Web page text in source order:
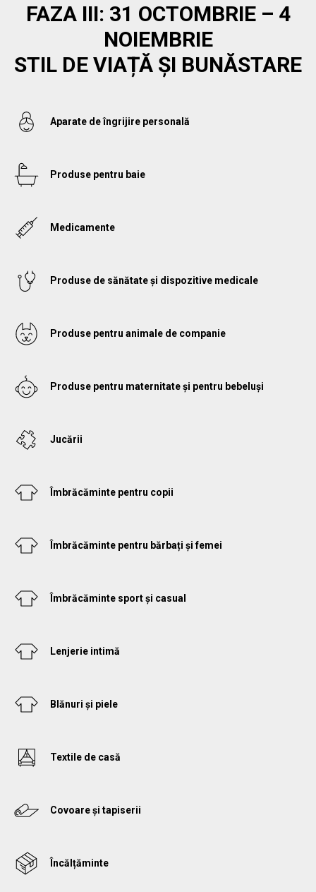
FAZA III: 31 OCTOMBRIE – 4
NOIEMBRIE
STIL DE VIAȚĂ ȘI BUNĂSTARE
Aparate de îngrijire personală
Produse pentru baie
Medicamente
Produse de sănătate și dispozitive medicale
Produse pentru animale de companie
Produse pentru maternitate și pentru bebeluși
Jucării
Îmbrăcăminte pentru copii
Îmbrăcăminte pentru bărbați și femei
Îmbrăcăminte sport și casual
Lenjerie intimă
Blănuri și piele
Textile de casă
Covoare și tapiserii
Încălțăminte